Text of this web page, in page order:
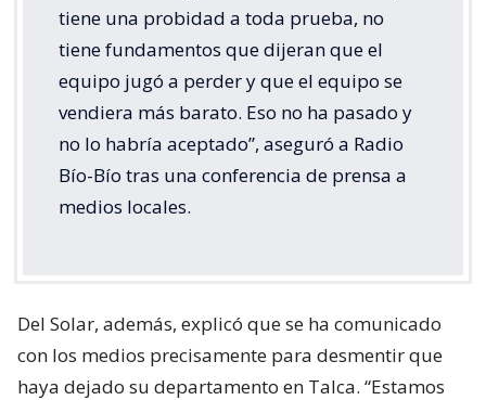
tiene una probidad a toda prueba, no
tiene fundamentos que dijeran que el
equipo jugó a perder y que el equipo se
vendiera más barato. Eso no ha pasado y
no lo habría aceptado”, aseguró a Radio
Bío-Bío tras una conferencia de prensa a
medios locales.
Del Solar, además, explicó que se ha comunicado
con los medios precisamente para desmentir que
haya dejado su departamento en Talca. “Estamos